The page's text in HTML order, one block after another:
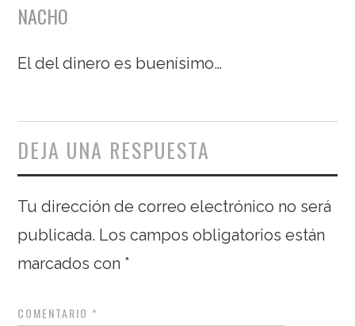
NACHO
El del dinero es buenísimo…
DEJA UNA RESPUESTA
Tu dirección de correo electrónico no será
publicada. Los campos obligatorios están
marcados con *
COMENTARIO *